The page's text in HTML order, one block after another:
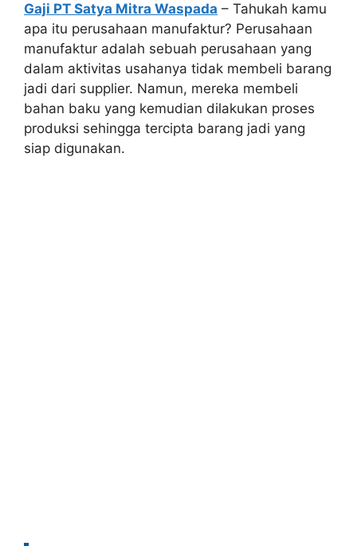
Gaji PT Satya Mitra Waspada – Tahukah kamu
apa itu perusahaan manufaktur? Perusahaan
manufaktur adalah sebuah perusahaan yang
dalam aktivitas usahanya tidak membeli barang
jadi dari supplier. Namun, mereka membeli
bahan baku yang kemudian dilakukan proses
produksi sehingga tercipta barang jadi yang
siap digunakan.